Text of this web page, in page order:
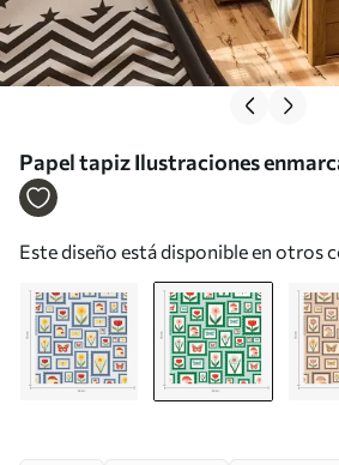
Papel tapiz Ilustraciones
verdes Nr. a01176v1
Este diseño está disponible en otros